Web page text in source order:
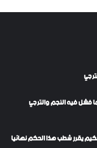
فشل فيه النجم والترجي
يقرر شطب هذا الحكم نهائيا